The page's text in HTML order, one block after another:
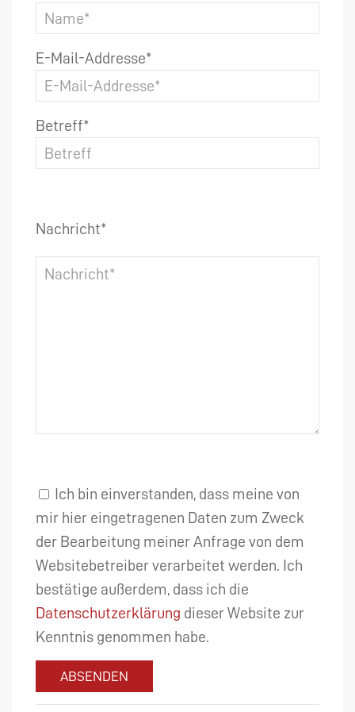
E-Mail-Addresse*
Betreff*
Nachricht*
Ich bin einverstanden, dass meine von
mir hier eingetragenen Daten zum Zweck
der Bearbeitung meiner Anfrage von dem
Websitebetreiber verarbeitet werden. Ich
bestätige außerdem, dass ich die
Datenschutzerklärung dieser Website zur
Kenntnis genommen habe.
ABSENDEN